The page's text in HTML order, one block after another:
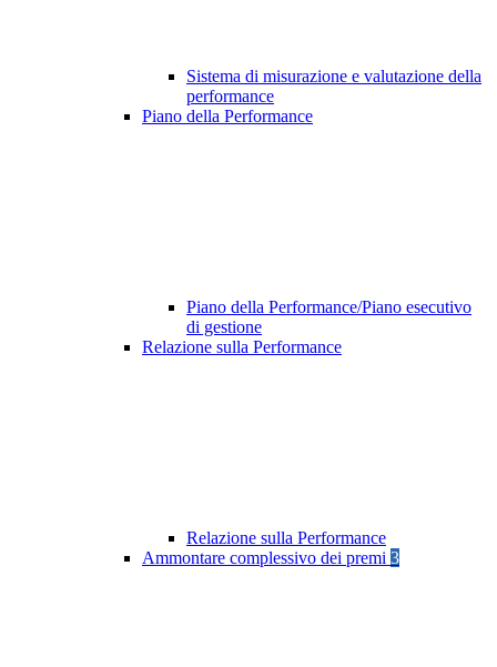
Sistema di misurazione e valutazione della
performance
Piano della Performance
Piano della Performance/Piano esecutivo
di gestione
Relazione sulla Performance
Relazione sulla Performance
Ammontare complessivo dei premi 3